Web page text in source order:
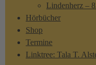
Lindenherz –
Hörbücher
Shop
Termine
Linktree: Tala T.